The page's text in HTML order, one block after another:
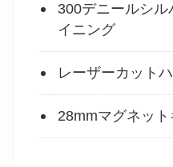
300デニールシル
イニング
レーザーカット
28mmマグネッ